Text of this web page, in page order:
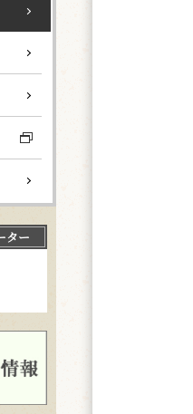
ター